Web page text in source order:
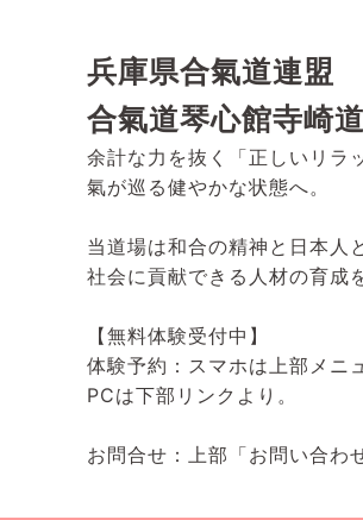
兵庫県合氣道連盟
合氣道琴心館寺崎
余計な力を抜く「正しいリラ
氣が巡る健やかな状態へ。
当道場は和合の精神と日本人
社会に貢献できる人材の育成
【無料体験受付中】
体験予約：スマホは上部メニ
PCは下部リンクより。
お問合せ：上部「お問い合わ